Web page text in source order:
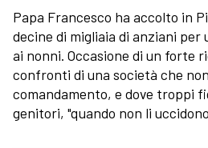
Papa Francesco ha accolto in
decine di migliaia di anziani per
ai nonni. Occasione di un forte
confronti di una società che
comandamento, e dove troppi
genitori, "quando non li